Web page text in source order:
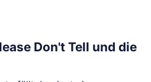
Don't Tell und die